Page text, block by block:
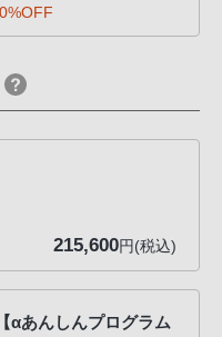
215,600円(税込)
αあんしんプログラム